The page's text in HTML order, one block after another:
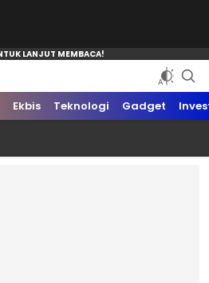
Ekbis Teknologi Gadget